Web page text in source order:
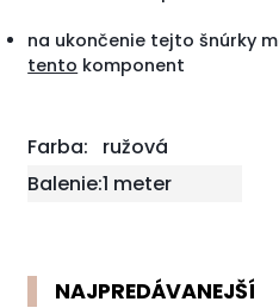
na ukončenie tejto šnúrky
tento komponent
Farba:
ružová
Balenie:1 meter
NAJPREDÁVANEJŠÍ